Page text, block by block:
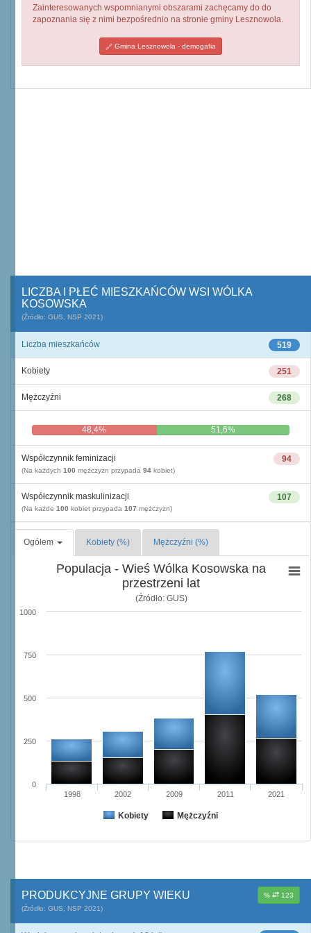
Zainteresowanych wspomnianymi obszarami zachęcamy do do
zapoznania się z nimi bezpośrednio na stronie gminy Lesznowola.
Gmina Lesznowola - demogafia
LICZBA I PŁEĆ MIESZKAŃCÓW WSI WÓLKA
KOSOWSKA
(Źródło: GUS, NSP 2021)
519
Liczba mieszkańców
251
Kobiety
268
Mężczyźni
48,4% 51,6%
94
Współczynnik feminizacji
(Na każdych 100 mężczyzn przypada 94 kobiet)
107
Współczynnik maskulinizacji
(Na każde 100 kobiet przypada 107 mężczyzn)
Ogółem Kobiety (%) Mężczyźni (%)
Populacja - Wieś Wólka Kosowska na
przestrzeni lat
(Źródło: GUS)
Kobiety Mężczyźni
1998 2002 2009 2011 2021
0
250
500
750
1000
% 123
PRODUKCYJNE GRUPY WIEKU
(Źródło: GUS, NSP 2021)